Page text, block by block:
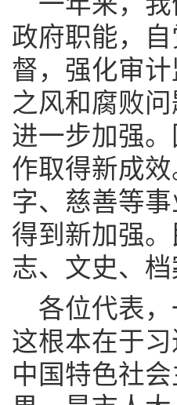
政府职能，
督，强化审
之风和腐败
进一步加强
作取得新成
字、慈善等
得到新加强
志、文史、
各位代表
这根本在于
中国特色社